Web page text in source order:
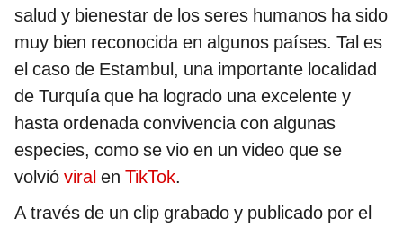
salud y bienestar de los seres humanos ha sido
muy bien reconocida en algunos países. Tal es
el caso de Estambul, una importante localidad
de Turquía que ha logrado una excelente y
hasta ordenada convivencia con algunas
especies, como se vio en un video que se
volvió viral en TikTok.
A través de un clip grabado y publicado por el